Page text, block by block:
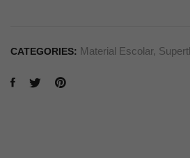
CATEGORIES: Material Escolar,